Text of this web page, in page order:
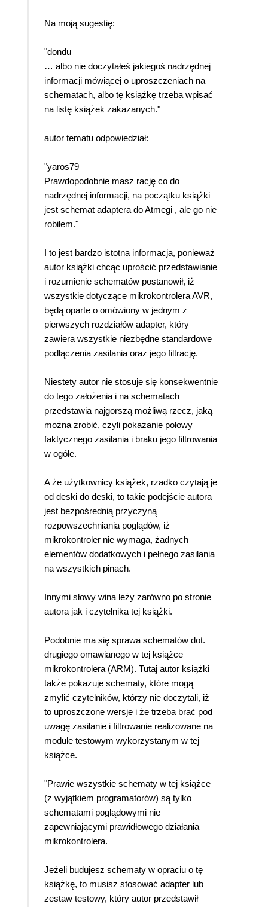
Na moją sugestię:
"dondu
… albo nie doczytałeś jakiegoś nadrzędnej
informacji mówiącej o uproszczeniach na
schematach, albo tę książkę trzeba wpisać
na listę książek zakazanych."
autor tematu odpowiedział:
"yaros79
Prawdopodobnie masz rację co do
nadrzędnej informacji, na początku książki
jest schemat adaptera do Atmegi , ale go nie
robiłem."
I to jest bardzo istotna informacja, ponieważ
autor książki chcąc uprościć przedstawianie
i rozumienie schematów postanowił, iż
wszystkie dotyczące mikrokontrolera AVR,
będą oparte o omówiony w jednym z
pierwszych rozdziałów adapter, który
zawiera wszystkie niezbędne standardowe
podłączenia zasilania oraz jego filtrację.
Niestety autor nie stosuje się konsekwentnie
do tego założenia i na schematach
przedstawia najgorszą możliwą rzecz, jaką
można zrobić, czyli pokazanie połowy
faktycznego zasilania i braku jego filtrowania
w ogóle.
A że użytkownicy książek, rzadko czytają je
od deski do deski, to takie podejście autora
jest bezpośrednią przyczyną
rozpowszechniania poglądów, iż
mikrokontroler nie wymaga, żadnych
elementów dodatkowych i pełnego zasilania
na wszystkich pinach.
Innymi słowy wina leży zarówno po stronie
autora jak i czytelnika tej książki.
Podobnie ma się sprawa schematów dot.
drugiego omawianego w tej książce
mikrokontrolera (ARM). Tutaj autor książki
także pokazuje schematy, które mogą
zmylić czytelników, którzy nie doczytali, iż
to uproszczone wersje i że trzeba brać pod
uwagę zasilanie i filtrowanie realizowane na
module testowym wykorzystanym w tej
książce.
"Prawie wszystkie schematy w tej książce
(z wyjątkiem programatorów) są tylko
schematami poglądowymi nie
zapewniającymi prawidłowego działania
mikrokontrolera.
Jeżeli budujesz schematy w opraciu o tę
książkę, to musisz stosować adapter lub
zestaw testowy, który autor przedstawił